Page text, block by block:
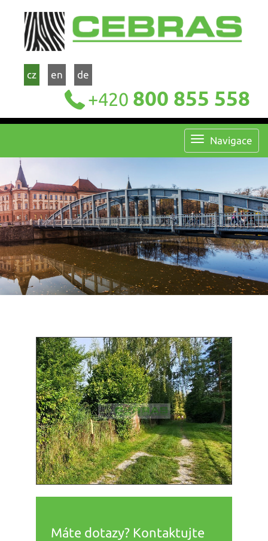
cz en de
+420 800 855 558
Navigace
Máte dotazy? Kontaktujte